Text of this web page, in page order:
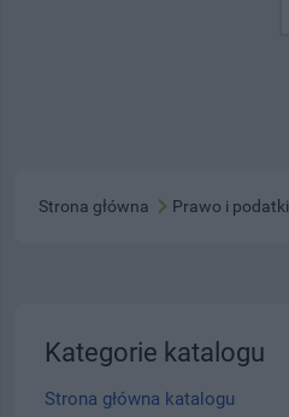
Strona główna Prawo i podatki
Kategorie katalogu
Strona główna katalogu